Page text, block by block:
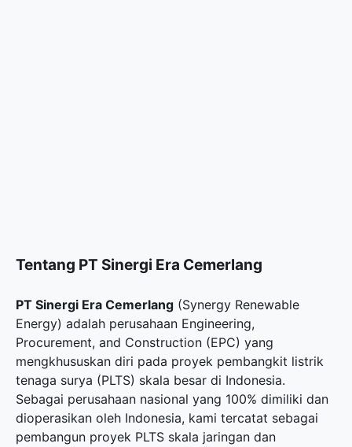
Tentang PT Sinergi Era Cemerlang
PT Sinergi Era Cemerlang (Synergy Renewable
Energy) adalah perusahaan Engineering,
Procurement, and Construction (EPC) yang
mengkhususkan diri pada proyek pembangkit listrik
tenaga surya (PLTS) skala besar di Indonesia.
Sebagai perusahaan nasional yang 100% dimiliki dan
dioperasikan oleh Indonesia, kami tercatat sebagai
pembangun proyek PLTS skala jaringan dan